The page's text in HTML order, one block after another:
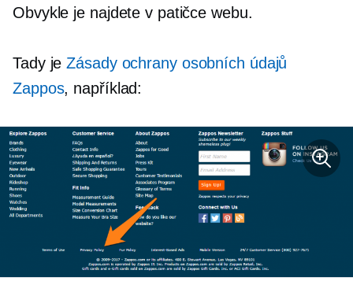
Obvykle je najdete v patičce webu.
Tady jeZásady ochrany osobních údajů
Zappos, například: